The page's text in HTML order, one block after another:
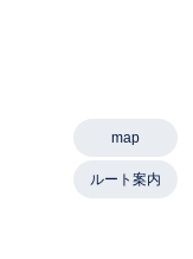
map
ルート案内